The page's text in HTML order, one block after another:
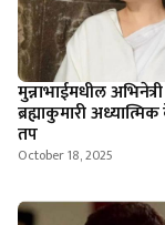
मुन्नाभाईमधील
ब्रह्माकुमारी
तप
October 18, 2025